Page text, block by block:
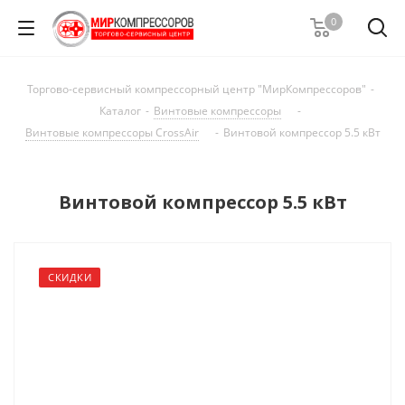
0
Торгово-сервисный компрессорный центр "МирКомпрессоров" -
Каталог - Винтовые компрессоры
-
Винтовые компрессоры CrossAir
- Винтовой компрессор 5.5 кВт
Винтовой компрессор 5.5 кВт
СКИДКИ